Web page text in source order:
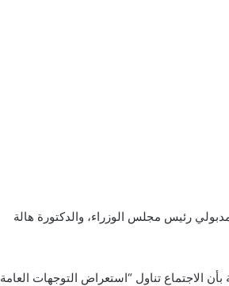
رئيس مجلس الوزراء، والدكتورة هالة
الاجتماع تناول “استعراض التوجهات العامة